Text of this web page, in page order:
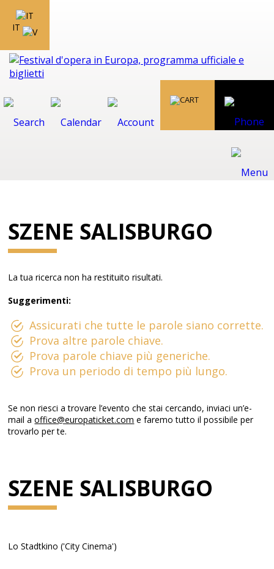
IT
SZENE SALISBURGO
La tua ricerca non ha restituito risultati.
Suggerimenti:
Assicurati che tutte le parole siano corrette.
Prova altre parole chiave.
Prova parole chiave più generiche.
Prova un periodo di tempo più lungo.
Se non riesci a trovare l’evento che stai cercando, inviaci un’e-
mail aoffice@europaticket.com e faremo tutto il possibile per
trovarlo per te.
SZENE SALISBURGO
Lo Stadtkino ('City Cinema')